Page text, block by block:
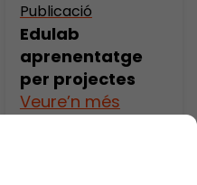
Publicació
Edulab
aprenentatge
per projectes
Veure’n més